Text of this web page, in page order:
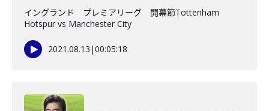
イングランド プレミアリーグ 開幕節Tottenham
Hotspur vs Manchester City
2021.08.13 |00:05:18